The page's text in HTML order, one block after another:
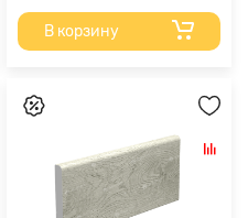
В корзину